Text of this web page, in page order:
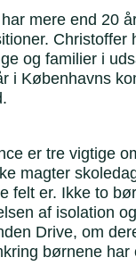
mere end 20
og familier i
i Københavns
er tre vigtige
magter
felt er. Ikke to
af isolation
Drive, om
børnene